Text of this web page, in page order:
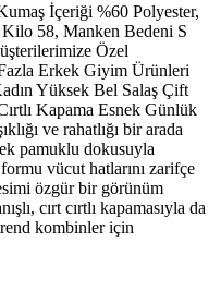
İçeriği %60 Polyester,
58, Manken Bedeni S
Özel
Erkek Giyim Ürünleri
Yüksek Bel Salaş Çift
Kapama Esnek Günlük
ve rahatlığı bir arada
pamuklu dokusuyla
vücut hatlarını zarifçe
özgür bir görünüm
cırt cırtlı kapamasıyla da
kombinler için